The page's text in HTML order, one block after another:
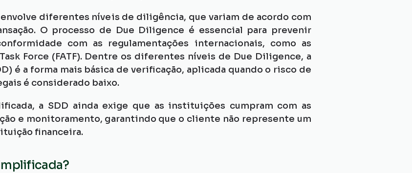
diferentes níveis de diligência, que variam de acordo com
O processo de Due Diligence é essencial para prevenir
com as regulamentações internacionais, como as
Force (FATF). Dentre os diferentes níveis de Due Diligence, a
é a forma mais básica de verificação, aplicada quando o risco de
é considerado baixo.
a SDD ainda exige que as instituições cumpram com as
e monitoramento, garantindo que o cliente não represente um
financeira.